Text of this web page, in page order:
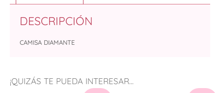
¡QUIZÁS TE PUEDA INTERESAR...
DESCRIPCIÓN
CAMISA DIAMANTE